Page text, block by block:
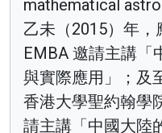
mathematical
乙未（2015）年
EMBA 邀請主講「
與實際應用」；及
香港大學聖約翰學
請主講「中國大陸